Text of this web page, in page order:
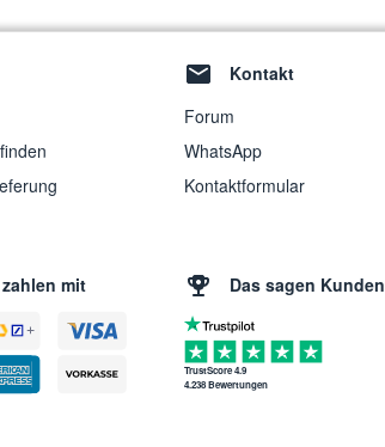
Kontakt
Forum
WhatsApp
Kontaktformular
mit Das sagen Kunden
TrustScore 4.9
4.238 Bewertungen